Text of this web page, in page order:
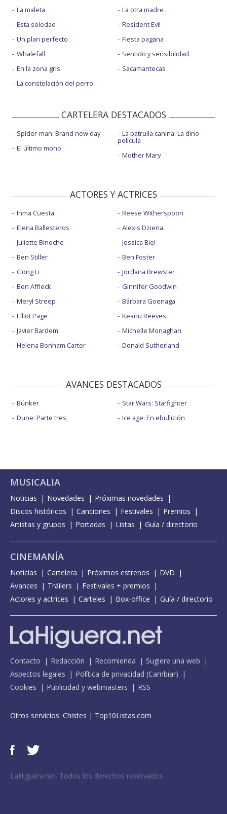
La maleta
Esta soledad
Un plan perfecto
Whalefall
En la zona gris
La constelación del perro
La otra madre
Resident Evil
Fiesta pagäna
Sentido y sensibilidad
Sacamantecas
CARTELERA DESTACADOS
Spider-man: Brand new day
El último mono
La patrulla canina: La dino
película
Mother Mary
ACTORES Y ACTRICES
Inma Cuesta
Elena Ballesteros
Juliette Binoche
Ben Stiller
Gong Li
Ben Affleck
Meryl Streep
Elliot Page
Javier Bardem
Helena Bonham Carter
Reese Witherspoon
Alexis Dziena
Jessica Biel
Ben Foster
Jordana Brewster
Ginnifer Goodwin
Bárbara Goenaga
Keanu Reeves
Michelle Monaghan
Donald Sutherland
AVANCES DESTACADOS
Búnker
Dune: Parte tres
Star Wars: Starfighter
Ice age: En ebullición
MUSICALIA
Noticias Novedades
Próximas novedades
Discos históricos
Canciones Festivales
Premios
Artistas y grupos
Portadas Listas Guía / directorio
CINEMANÍA
Noticias Cartelera Próximos estrenos
DVD
Avances
Tráilers
Festivales + premios
Actores y actrices
Carteles Box-office Guía / directorio
Contacto Redacción Recomienda
Sugiere una web
Aspectos legales
Política de privacidad (Cambiar)
Cookies
Publicidad y webmasters RSS
Otros servicios: Chistes | Top10Listas.com
LaHiguera.net. Todos los derechos reservados